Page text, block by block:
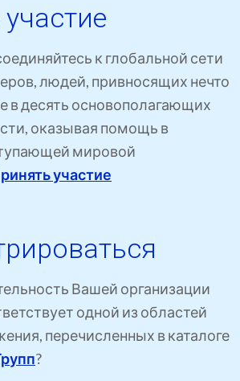
к глобальной сети
людей, привносящих нечто
в десять основополагающих
оказывая помощь в
мировой
участие
Вашей организации
одной из областей
перечисленных в каталоге
?